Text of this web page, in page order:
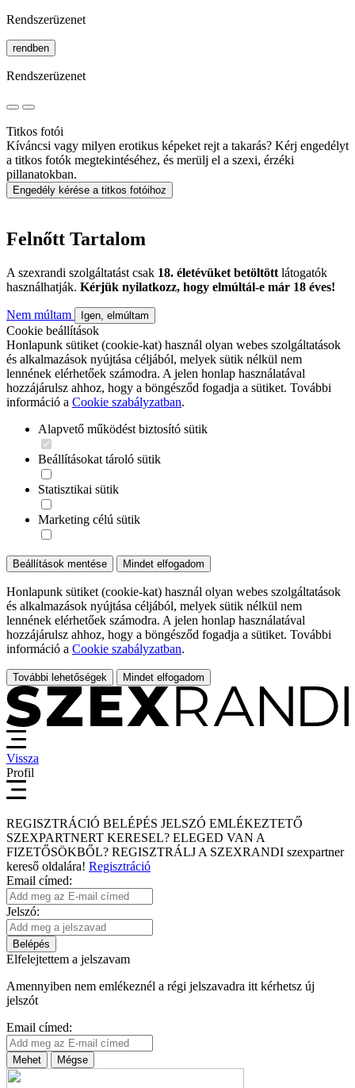
Rendszerüzenet
rendben
Rendszerüzenet
Titkos fotói
Kíváncsi vagy milyen erotikus képeket rejt a takarás? Kérj engedélyt
a titkos fotók megtekintéséhez, és merülj el a szexi, érzéki
pillanatokban.
Engedély kérése a titkos fotóihoz
Felnőtt Tartalom
A szexrandi szolgáltatást csak 18. életévüket betöltött látogatók
használhatják. Kérjük nyilatkozz, hogy elmúltál-e már 18 éves!
Nem múltam Igen, elmúltam
Cookie beállítások
Honlapunk sütiket (cookie-kat) használ olyan webes szolgáltatások
és alkalmazások nyújtása céljából, melyek sütik nélkül nem
lennének elérhetőek számodra. A jelen honlap használatával
hozzájárulsz ahhoz, hogy a böngésződ fogadja a sütiket. További
információ a Cookie szabályzatban.
Alapvető működést biztosító sütik
Beállításokat tároló sütik
Statisztikai sütik
Marketing célú sütik
Beállítások mentése Mindet elfogadom
Honlapunk sütiket (cookie-kat) használ olyan webes szolgáltatások
és alkalmazások nyújtása céljából, melyek sütik nélkül nem
lennének elérhetőek számodra. A jelen honlap használatával
hozzájárulsz ahhoz, hogy a böngésződ fogadja a sütiket. További
információ a Cookie szabályzatban.
További lehetőségek Mindet elfogadom
Vissza
Profil
REGISZTRÁCIÓ BELÉPÉS JELSZÓ EMLÉKEZTETŐ
SZEXPARTNERT KERESEL? ELEGED VAN A
FIZETŐSÖKBŐL? REGISZTRÁLJ A SZEXRANDI szexpartner
kereső oldalára! Regisztráció
Email címed:
Jelszó:
Belépés
Elfelejtettem a jelszavam
Amennyiben nem emlékeznél a régi jelszavadra itt kérhetsz új
jelszót
Email címed:
Mehet Mégse